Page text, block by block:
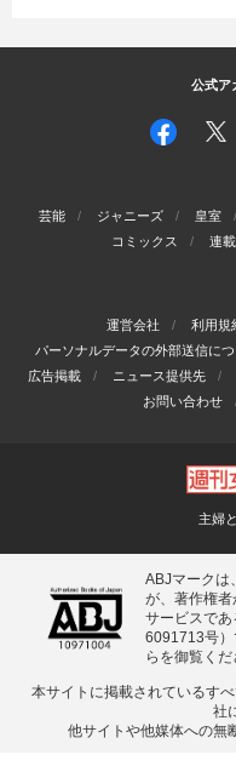
公式ア
芸能 ジャニーズ 皇室
コミックス
連
運営会社 利用規
パーソナルデータの外部送信に
広告掲載
ニュース提供先
お問い合わせ
主婦
ABJマークは
が、著作権
サービスで
6091713号）
らを御覧くだ
本サイトに掲載されているす
社
他サイトや他媒体への無